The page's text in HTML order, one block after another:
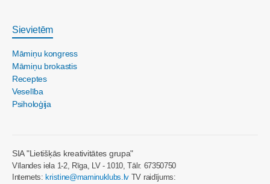
Sievietēm
Māmiņu kongress
Māmiņu brokastis
Receptes
Veselība
Psiholoģija
SIA "Lietišķās kreativitātes grupa"
Vīlandes iela 1-2, Rīga, LV - 1010, Tālr. 67350750
Internets: kristine@maminuklubs.lv TV raidījums: